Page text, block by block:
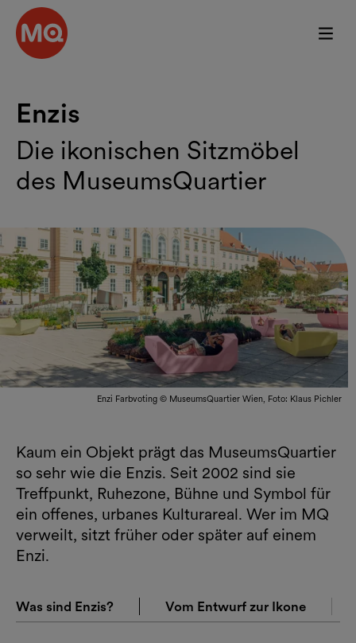
Zum Hauptinhalt springen
Enzis
Die ikonischen Sitzmöbel
des MuseumsQuartier
Enzi Farbvoting © MuseumsQuartier Wien, Foto: Klaus Pichler
Kaum ein Objekt prägt das MuseumsQuartier
so sehr wie die Enzis. Seit 2002 sind sie
Treffpunkt, Ruhezone, Bühne und Symbol für
ein offenes, urbanes Kulturareal. Wer im MQ
verweilt, sitzt früher oder später auf einem
Enzi.
Was sind Enzis? Vom Entwurf zur Ikone